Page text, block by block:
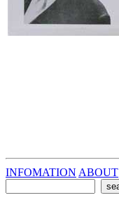
INFOMATION ABOUT